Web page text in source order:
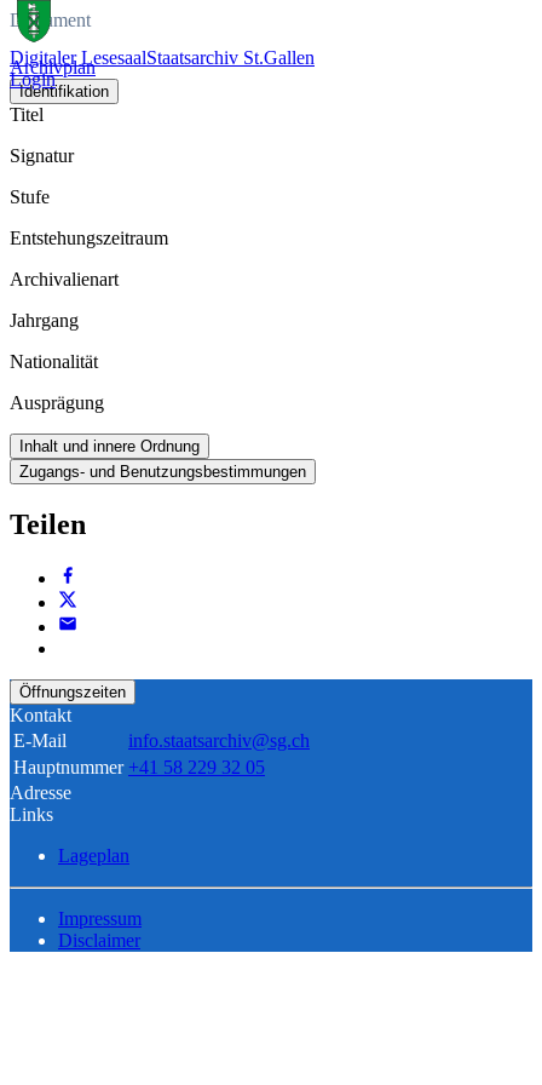
Digitaler LesesaalStaatsarchiv St.Gallen
Login
Dokument
Archivplan
Identifikation
Titel
Signatur
Stufe
Entstehungszeitraum
Archivalienart
Jahrgang
Nationalität
Ausprägung
Inhalt und innere Ordnung
Zugangs- und Benutzungsbestimmungen
Teilen
Öffnungszeiten
Kontakt
E-Mail
info.staatsarchiv@sg.ch
Hauptnummer +41 58 229 32 05
Adresse
Links
Lageplan
Impressum
Disclaimer